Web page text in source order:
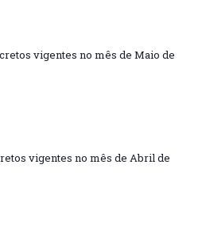
vigentes no mês de Maio de
vigentes no mês de Abril de